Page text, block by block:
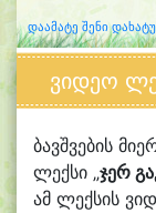
დაამატე შენი
ვიდეო
ბავშვების
ლექსი „ჯერ
ამ ლექსის